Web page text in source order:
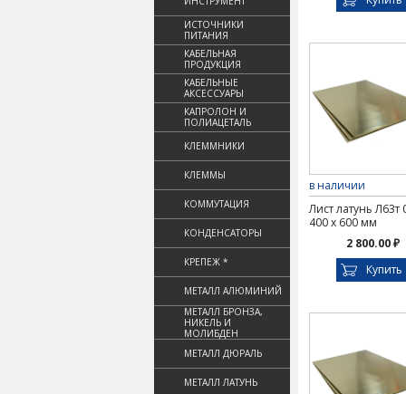
ИСТОЧНИКИ
ПИТАНИЯ
КАБЕЛЬНАЯ
ПРОДУКЦИЯ
КАБЕЛЬНЫЕ
АКСЕССУАРЫ
КАПРОЛОН И
ПОЛИАЦЕТАЛЬ
КЛЕММНИКИ
КЛЕММЫ
КОММУТАЦИЯ
КОНДЕНСАТОРЫ
КРЕПЕЖ *
МЕТАЛЛ АЛЮМИНИЙ
МЕТАЛЛ БРОНЗА,
НИКЕЛЬ И
МОЛИБДЕН
МЕТАЛЛ ДЮРАЛЬ
МЕТАЛЛ ЛАТУНЬ
в наличии
Лист латунь Л63т
400 х 600 мм
2 800.00 ₽
Купить